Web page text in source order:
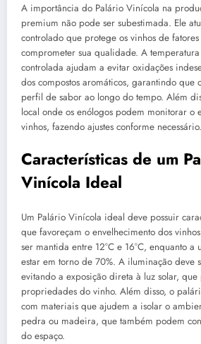
A importância do Palário Vinícola na
premium não pode ser subestimada. Ele
controlado que protege os vinhos de
comprometer sua qualidade. A
controlada ajudam a evitar oxidações
dos compostos aromáticos, garantindo que
perfil de sabor ao longo do tempo. Além
local onde os enólogos podem monitorar o
vinhos, fazendo ajustes conforme necessário.
Características de um
Vinícola Ideal
Um Palário Vinícola ideal deve possuir
que favoreçam o envelhecimento dos
ser mantida entre 12°C e 16°C, enquanto
estar em torno de 70%. A iluminação deve
evitando a exposição direta à luz solar,
propriedades do vinho. Além disso, o
com materiais que ajudem a isolar o
pedra ou madeira, que também podem
do espaço.